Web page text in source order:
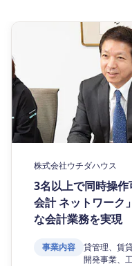
株式会社ウチダハウス
3名以上で同時操
会計 ネットワーク
な会計業務を実現
事業内容
貸管理、賃
開発事業、